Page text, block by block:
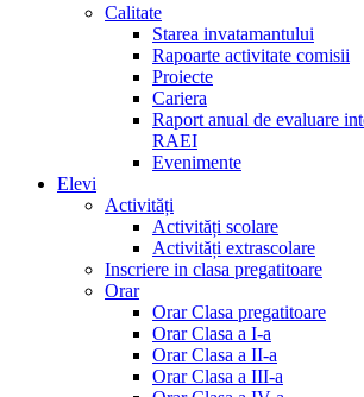
Calitate
Starea invatamantului
Rapoarte activitate comisii
Proiecte
Cariera
Raport anual de evaluare
RAEI
Evenimente
Elevi
Activități
Activități scolare
Activități extrascolare
Inscriere in clasa pregatitoare
Orar
Orar Clasa pregatitoare
Orar Clasa a I-a
Orar Clasa a II-a
Orar Clasa a III-a